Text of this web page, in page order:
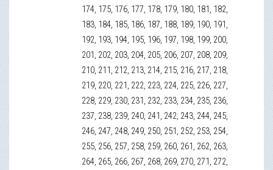
174, 175, 176, 177, 178, 179, 180, 181, 182,
183, 184, 185, 186, 187, 188, 189, 190, 191,
192, 193, 194, 195, 196, 197, 198, 199, 200,
201, 202, 203, 204, 205, 206, 207, 208, 209,
210, 211, 212, 213, 214, 215, 216, 217, 218,
219, 220, 221, 222, 223, 224, 225, 226, 227,
228, 229, 230, 231, 232, 233, 234, 235, 236,
237, 238, 239, 240, 241, 242, 243, 244, 245,
246, 247, 248, 249, 250, 251, 252, 253, 254,
255, 256, 257, 258, 259, 260, 261, 262, 263,
264, 265, 266, 267, 268, 269, 270, 271, 272,